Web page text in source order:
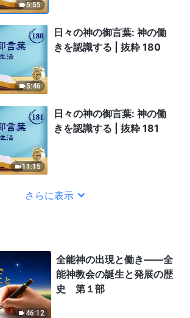
5:55
5:46
日々の神の御言葉: 神の働
きを認識する | 抜粋 180
11:15
日々の神の御言葉: 神の働
きを認識する | 抜粋 181
さらに表示
46:12
全能神の出現と働き——全
能神教会の誕生と発展の歴
史 第１部